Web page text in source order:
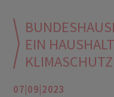
EIN
KLIMASCHUTZ
07|09|2023